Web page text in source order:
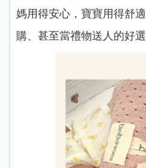
媽用得安心，寶寶用得舒
購、甚至當禮物送人的好選